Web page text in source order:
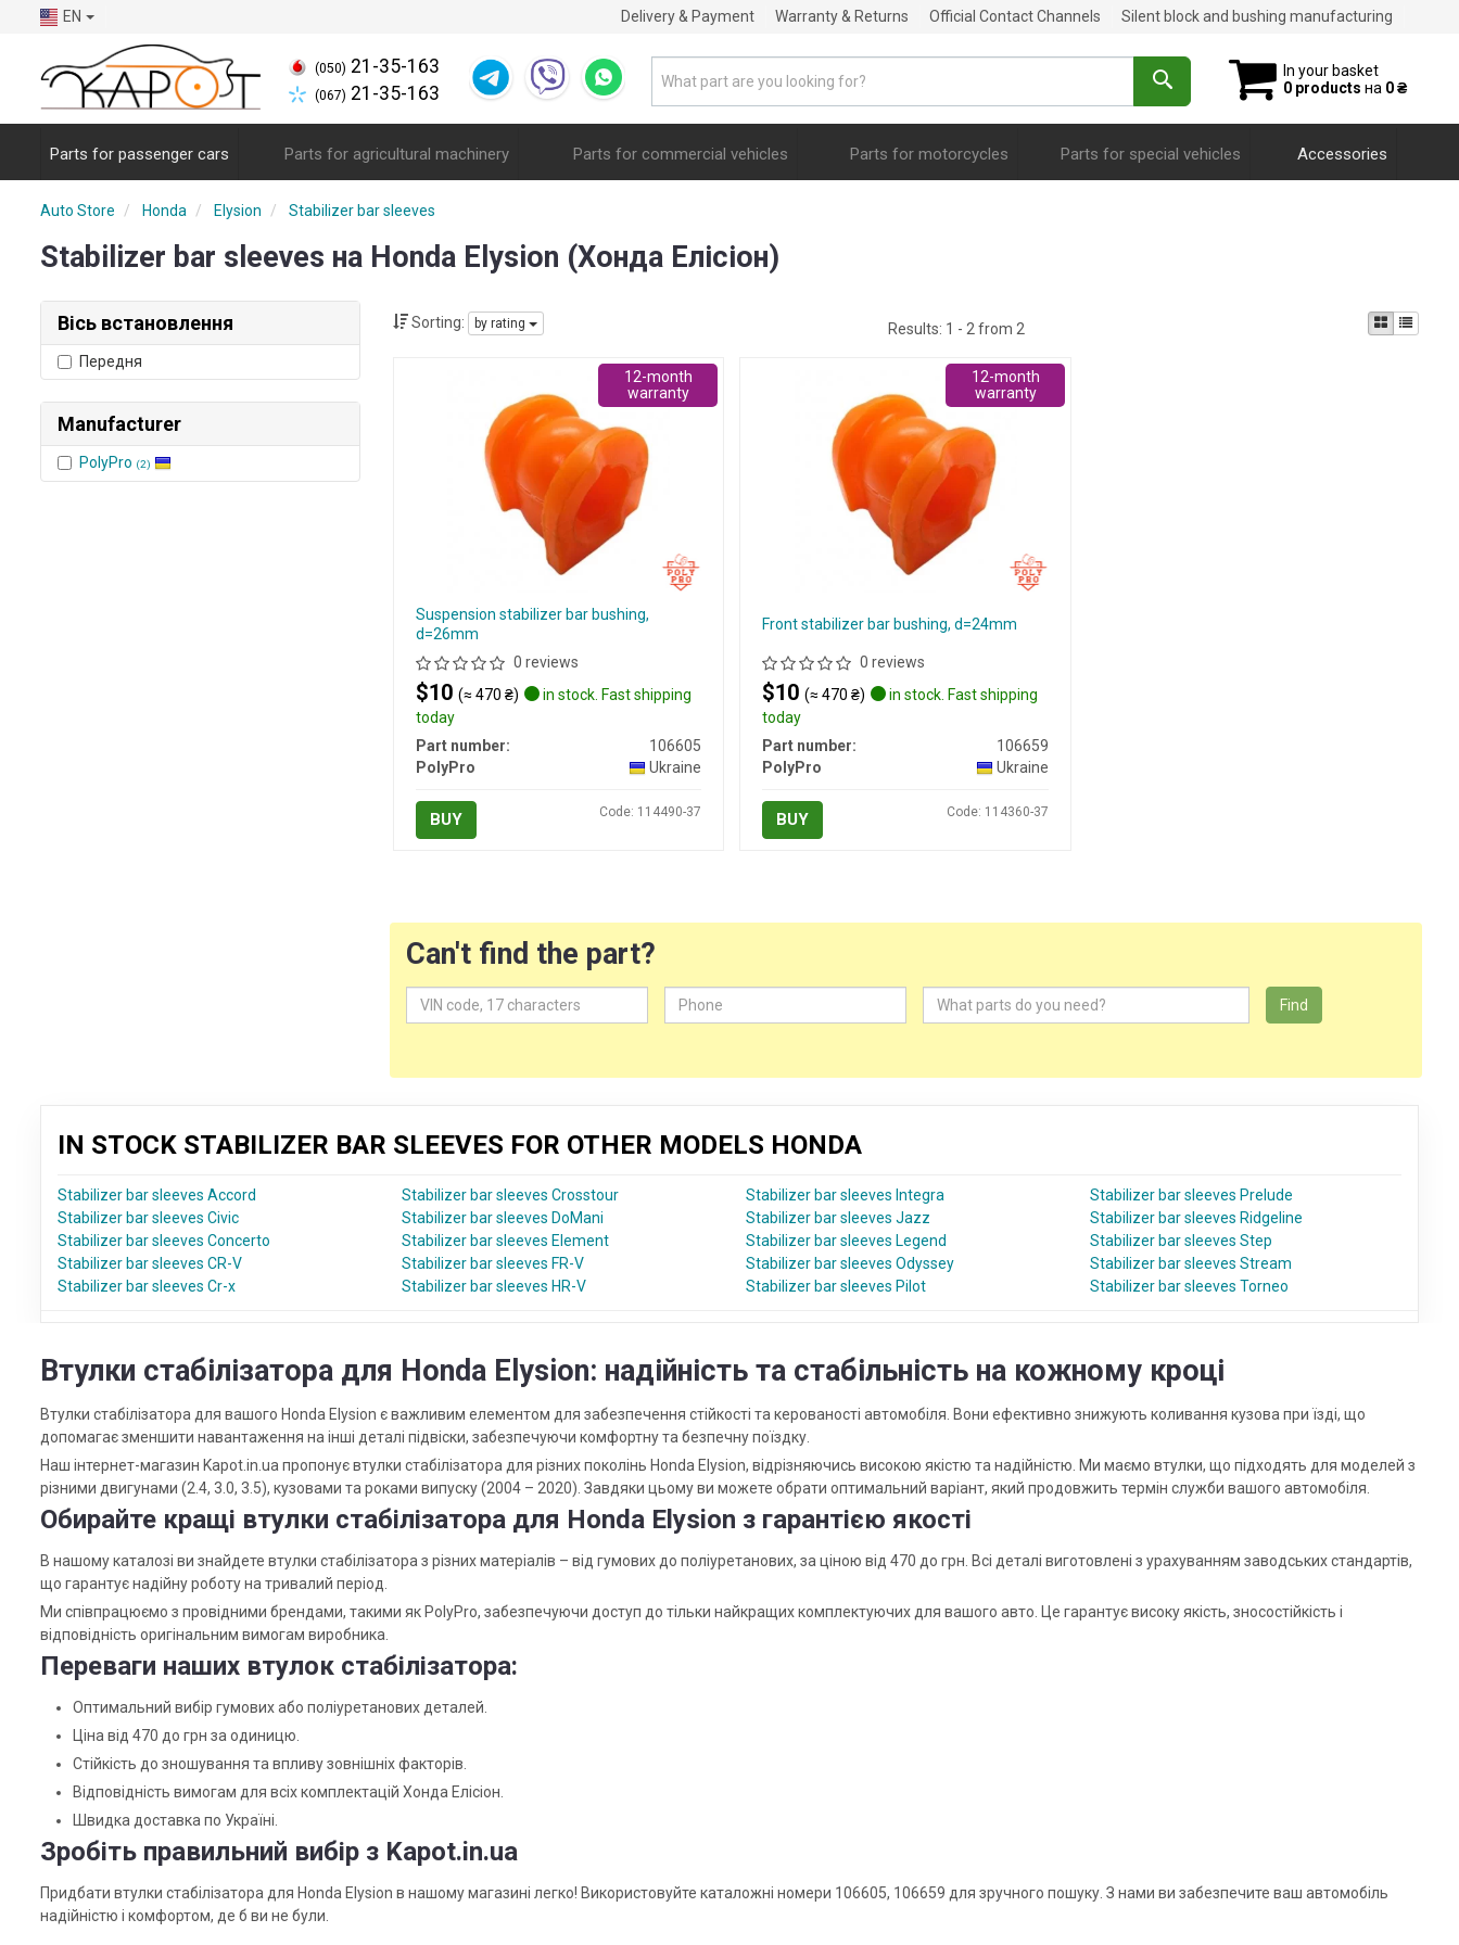
EN Delivery & Payment Warranty & Returns Official Contact Channels Silent block and bushing manufacturing
(050) 21-35-163
(067) 21-35-163
In your basket
0 products на 0 ₴
Parts for passenger cars Parts for agricultural machinery Parts for commercial vehicles Parts for motorcycles Parts for special vehicles Accessories
Auto Store Honda Elysion Stabilizer bar sleeves
Stabilizer bar sleeves на Honda Elysion (Хонда Елісіон)
Вісь встановлення
Передня
Manufacturer
PolyPro (2)
Sorting: by rating Results: 1 - 2 from 2
Suspension stabilizer bar bushing,
d=26mm
0 reviews
$10 (≈ 470 ₴)
in stock. Fast shipping
today
Part number:
106605
PolyPro
Ukraine
BUY Code: 114490-37
12-month
warranty
Front stabilizer bar bushing, d=24mm
0 reviews
$10(≈ 470 ₴)
in stock. Fast shipping
today
Part number:
106659
PolyPro
Ukraine
BUY Code: 114360-37
12-month
warranty
Can't find the part?
Find
IN STOCK STABILIZER BAR SLEEVES FOR OTHER MODELS HONDA
Stabilizer bar sleeves Accord
Stabilizer bar sleeves Civic
Stabilizer bar sleeves Concerto
Stabilizer bar sleeves CR-V
Stabilizer bar sleeves Cr-x
Stabilizer bar sleeves Crosstour
Stabilizer bar sleeves DoMani
Stabilizer bar sleeves Element
Stabilizer bar sleeves FR-V
Stabilizer bar sleeves HR-V
Stabilizer bar sleeves Integra
Stabilizer bar sleeves Jazz
Stabilizer bar sleeves Legend
Stabilizer bar sleeves Odyssey
Stabilizer bar sleeves Pilot
Stabilizer bar sleeves Prelude
Stabilizer bar sleeves Ridgeline
Stabilizer bar sleeves Step
Stabilizer bar sleeves Stream
Stabilizer bar sleeves Torneo
Втулки стабілізатора для Honda Elysion: надійність та стабільність на кожному кроці
Втулки стабілізатора для вашого Honda Elysion є важливим елементом для забезпечення стійкості та керованості автомобіля. Вони ефективно знижують коливання кузова при їзді, що
допомагає зменшити навантаження на інші деталі підвіски, забезпечуючи комфортну та безпечну поїздку.
Наш інтернет-магазин Kapot.in.ua пропонує втулки стабілізатора для різних поколінь Honda Elysion, відрізняючись високою якістю та надійністю. Ми маємо втулки, що підходять для моделей з
різними двигунами (2.4, 3.0, 3.5), кузовами та роками випуску (2004 – 2020). Завдяки цьому ви можете обрати оптимальний варіант, який продовжить термін служби вашого автомобіля.
Обирайте кращі втулки стабілізатора для Honda Elysion з гарантією якості
В нашому каталозі ви знайдете втулки стабілізатора з різних матеріалів – від гумових до поліуретанових, за ціною від 470 до грн. Всі деталі виготовлені з урахуванням заводських стандартів,
що гарантує надійну роботу на тривалий період.
Ми співпрацюємо з провідними брендами, такими як PolyPro, забезпечуючи доступ до тільки найкращих комплектуючих для вашого авто. Це гарантує високу якість, зносостійкість і
відповідність оригінальним вимогам виробника.
Переваги наших втулок стабілізатора:
Оптимальний вибір гумових або поліуретанових деталей.
Ціна від 470 до грн за одиницю.
Стійкість до зношування та впливу зовнішніх факторів.
Відповідність вимогам для всіх комплектацій Хонда Елісіон.
Швидка доставка по Україні.
Зробіть правильний вибір з Kapot.in.ua
Придбати втулки стабілізатора для Honda Elysion в нашому магазині легко! Використовуйте каталожні номери 106605, 106659 для зручного пошуку. З нами ви забезпечите ваш автомобіль
надійністю і комфортом, де б ви не були.